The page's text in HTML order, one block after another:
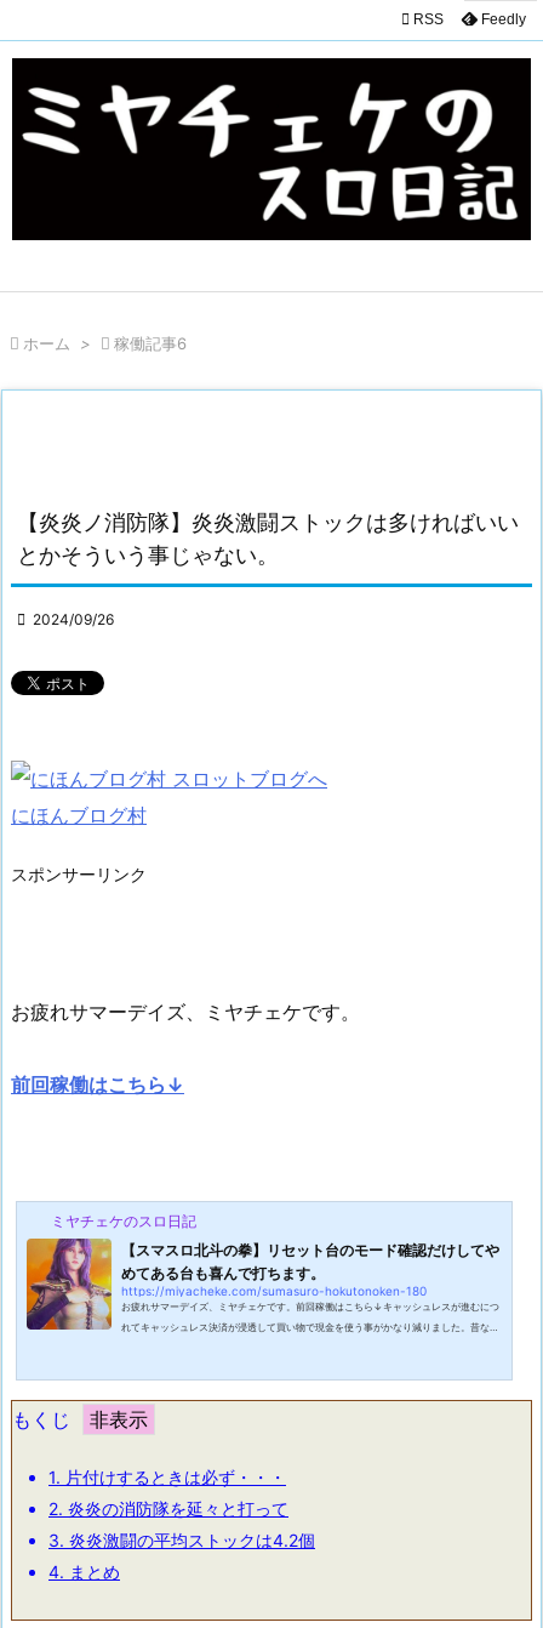
 RSS Feedly
 ホーム >  稼働記事6
【炎炎ノ消防隊】炎炎激闘ストックは多ければいい
とかそういう事じゃない。
 2024/09/26
にほんブログ村
スポンサーリンク
お疲れサマーデイズ、ミヤチェケです。
前回稼働はこちら↓
ミヤチェケのスロ日記
【スマスロ北斗の拳】リセット台のモード確認だけしてや
めてある台も喜んで打ちます。
https://miyacheke.com/sumasuro-hokutonoken-180
お疲れサマーデイズ、ミヤチェケです。前回稼働はこちら↓キャッシュレスが進むにつ
れてキャッシュレス決済が浸透して買い物で現金を使う事がかなり減りました。昔なが
よりワタクシは以前より出費が多くなってしまったのです。元々出不精だったので買い
物に行くのめんどくさいから無く...
もくじ
1. 片付けするときは必ず・・・
2. 炎炎の消防隊を延々と打って
3. 炎炎激闘の平均ストックは4.2個
4. まとめ